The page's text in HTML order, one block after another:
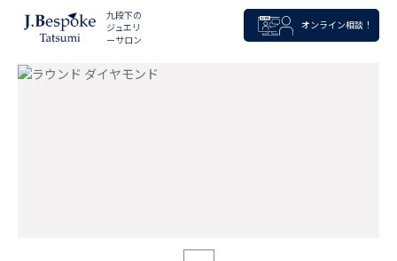
九段下の
ジュエリ
ーサロン
オンライン相談！